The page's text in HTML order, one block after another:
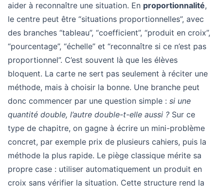
aider à reconnaître une situation. En proportionnalité,
le centre peut être “situations proportionnelles”, avec
des branches “tableau”, “coefficient”, “produit en croix”,
“pourcentage”, “échelle” et “reconnaître si ce n’est pas
proportionnel”. C’est souvent là que les élèves
bloquent. La carte ne sert pas seulement à réciter une
méthode, mais à choisir la bonne. Une branche peut
donc commencer par une question simple : si une
quantité double, l’autre double-t-elle aussi ? Sur ce
type de chapitre, on gagne à écrire un mini-problème
concret, par exemple prix de plusieurs cahiers, puis la
méthode la plus rapide. Le piège classique mérite sa
propre case : utiliser automatiquement un produit en
croix sans vérifier la situation. Cette structure rend la